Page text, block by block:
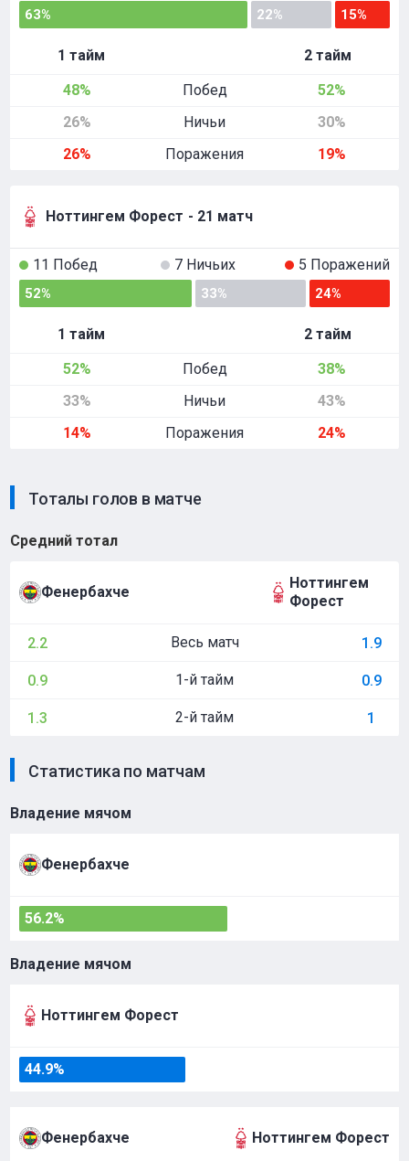
63% 22% 15%
1 тайм
2 тайм
48%
Побед
52%
26%
Ничьи
30%
26%
Поражения 19%
Ноттингем Форест - 21 матч
11 Побед 7 Ничьих 5 Поражений
52% 33% 24%
1 тайм
2 тайм
52%
Побед
38%
33%
Ничьи
43%
14%
Поражения 24%
Тоталы голов в матче
Средний тотал
Фенербахче
Ноттингем
Форест
2.2 Весь матч 1.9
0.9 1-й тайм 0.9
1.3 2-й тайм 1
Статистика по матчам
Владение мячом
Фенербахче
56.2%
Владение мячом
Ноттингем Форест
44.9%
Фенербахче Ноттингем Форест